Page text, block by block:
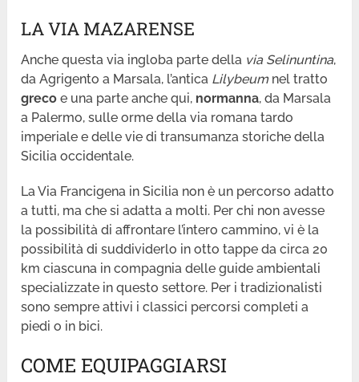
LA VIA MAZARENSE
Anche questa via ingloba parte della via Selinuntina,
da Agrigento a Marsala, l’antica Lilybeumnel tratto
greco e una parte anche qui, normanna, da Marsala
a Palermo, sulle orme della via romana tardo
imperiale e delle vie di transumanza storiche della
Sicilia occidentale.
La Via Francigena in Sicilia non è un percorso adatto
a tutti, ma che si adatta a molti. Per chi non avesse
la possibilità di affrontare l’intero cammino, vi è la
possibilità di suddividerlo in otto tappe da circa 20
km ciascuna in compagnia delle guide ambientali
specializzate in questo settore. Per i tradizionalisti
sono sempre attivi i classici percorsi completi a
piedi o in bici.
COME EQUIPAGGIARSI